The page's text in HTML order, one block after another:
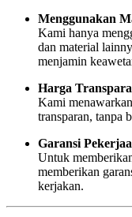
Menggunakan
Kami hanya
dan material
menjamin
Harga
Kami
transparan, tanpa
Garansi
Untuk
memberikan
kerjakan.